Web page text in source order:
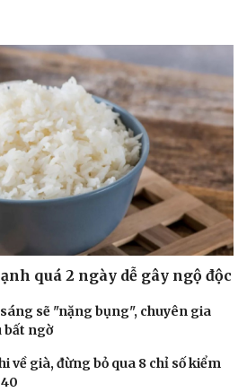
quá 2 ngày dễ gây ngộ độc
sẽ "nặng bụng", chuyên gia
bất ngờ
về già, đừng bỏ qua 8 chỉ số kiểm